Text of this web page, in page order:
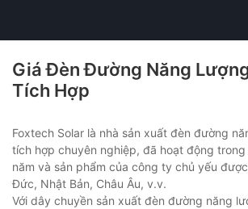
Giá Đèn Đường Năng
Tích Hợp
Foxtech Solar là nhà sản xuất đèn đường
tích hợp chuyên nghiệp, đã hoạt động trong
năm và sản phẩm của công ty chủ yếu
Đức, Nhật Bản, Châu Âu, v.v.
Với dây chuyền sản xuất đèn đường năng